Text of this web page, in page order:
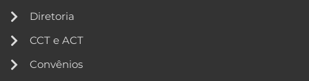
Diretoria
CCT e ACT
Convênios